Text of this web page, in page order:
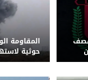
المقاومة
حوثية
بزورق مفخخ